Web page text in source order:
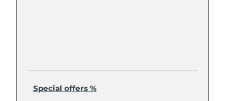
Special offers %